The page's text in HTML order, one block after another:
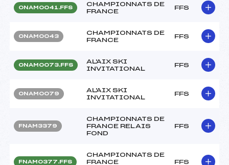
ONAM0041.FFS
CHAMPIONNATS DE
FRANCE
FFS
ONAM0043
CHAMPIONNATS DE
FRANCE
FFS
ONAM0073.FFS
AL'AIX SKI
INVITATIONAL
FFS
ONAM0079
AL'AIX SKI
INVITATIONAL
FFS
FNAM3379
CHAMPIONNATS DE
FRANCE RELAIS
FOND
FFS
FNAM0377.FFS
CHAMPIONNATS DE
FRANCE
FFS